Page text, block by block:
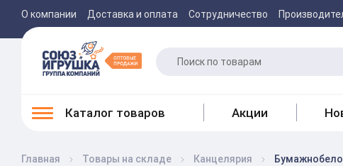
О компании Доставка и оплата Сотрудничество
Каталог товаров Акции
Главная Товары на складе Канцелярия